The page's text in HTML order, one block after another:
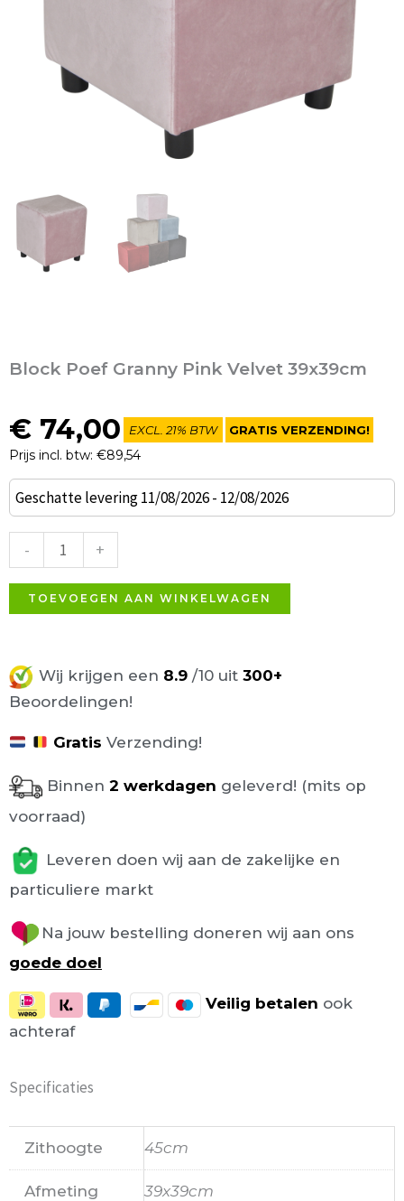
Block Poef Granny Pink Velvet 39x39cm
€ 74,00
Prijs incl. btw: €89,54
EXCL. 21% BTW GRATIS VERZENDING!
Geschatte levering 11/08/2026 - 12/08/2026
-
Block
Poef
Pink
Velvet
39x39cm
+
TOEVOEGEN AAN WINKELWAGEN
Wij krijgen een 8.9 /10 uit 300+
Beoordelingen!
Gratis Verzending!
Binnen 2 werkdagen geleverd! (mits op
voorraad)
Leveren doen wij aan de zakelijke en
particuliere markt
Na jouw bestelling doneren wij aan ons
goede doel
Veilig betalen ook
achteraf
Specificaties
Zithoogte 45cm
Afmeting 39x39cm